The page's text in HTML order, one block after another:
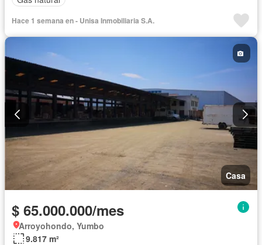
Hace 1 semana en - Unisa Inmobiliaria S.A.
Casa
$ 65.000.000/mes
Arroyohondo, Yumbo
9.817 m²